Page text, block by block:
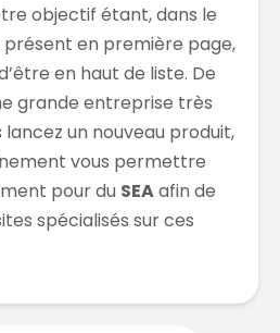
objectif étant, dans le
présent en première page,
en haut de liste. De
grande entreprise très
lancez un nouveau produit,
vous permettre
pour du SEAafin de
spécialisés sur ces